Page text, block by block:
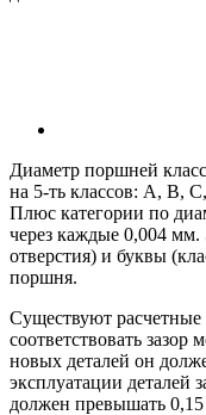
Диаметр поршней
на 5-ть классов: A, B,
Плюс категории по
через каждые 0,004
отверстия) и буквы
поршня.
Существуют
соответствовать
новых деталей он
эксплуатации
должен превышать